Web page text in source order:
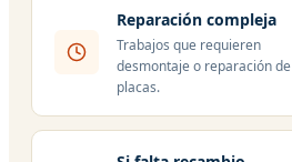
Reparación compleja
Trabajos que requieren
desmontaje o reparación de
placas.